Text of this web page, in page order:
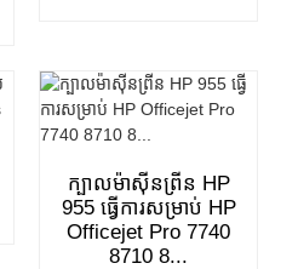
ក្បាលម៉ាស៊ីនព្រីន HP
955 ធ្វើការសម្រាប់ HP
Officejet Pro 7740
8710 8...